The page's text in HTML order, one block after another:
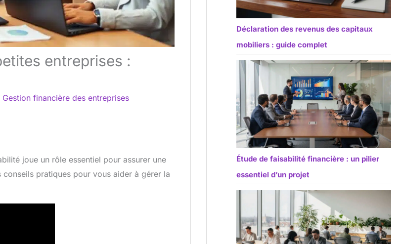
entreprises :
Gestion financière des entreprises
joue un rôle essentiel pour assurer une
pratiques pour vous aider à gérer la
Déclaration des revenus des capitaux
mobiliers : guide complet
Étude de faisabilité financière : un pilier
essentiel d’un projet